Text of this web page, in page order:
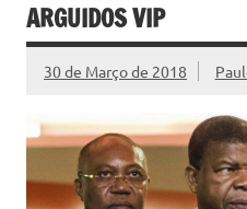
ARGUIDOS VIP
30 de Março de 2018